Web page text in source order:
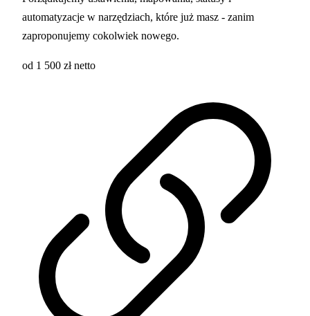
automatyzacje w narzędziach, które już masz - zanim
zaproponujemy cokolwiek nowego.
od 1 500 zł netto